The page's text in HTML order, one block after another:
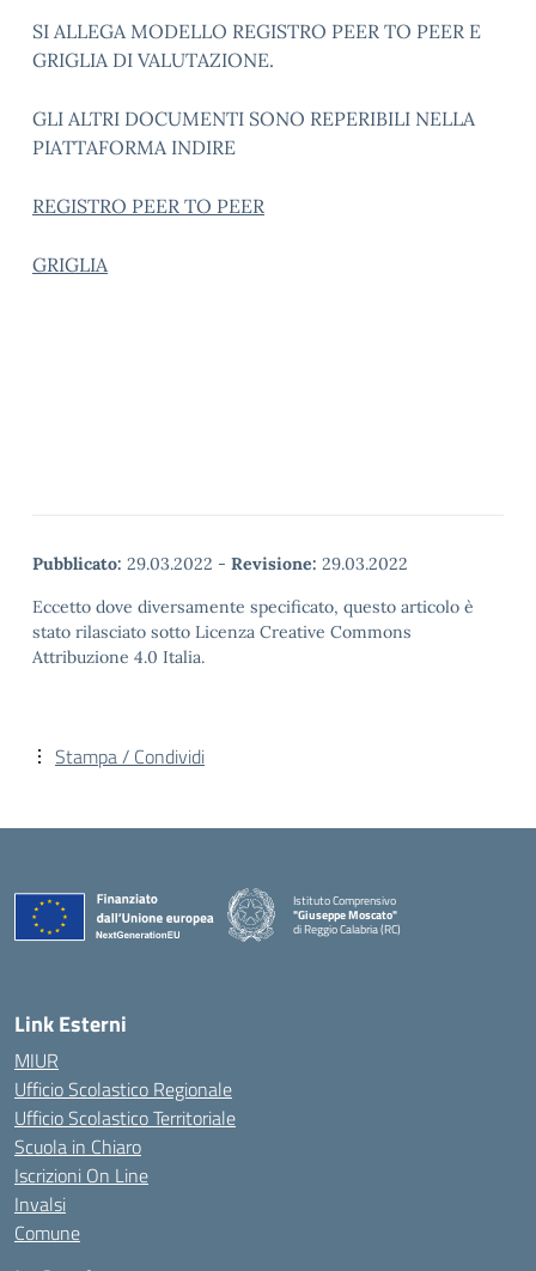
SI ALLEGA MODELLO REGISTRO PEER TO PEER E
GRIGLIA DI VALUTAZIONE.
GLI ALTRI DOCUMENTI SONO REPERIBILI NELLA
PIATTAFORMA INDIRE
REGISTRO PEER TO PEER
GRIGLIA
Pubblicato: 29.03.2022 - Revisione: 29.03.2022
Eccetto dove diversamente specificato, questo articolo è
stato rilasciato sotto Licenza Creative Commons
Attribuzione 4.0 Italia.
Stampa / Condividi
Istituto Comprensivo
"Giuseppe Moscato"
di Reggio Calabria (RC)
— Visita la pagina iniziale della scuola
Link Esterni
MIUR
Ufficio Scolastico Regionale
Ufficio Scolastico Territoriale
Scuola in Chiaro
Iscrizioni On Line
Invalsi
Comune